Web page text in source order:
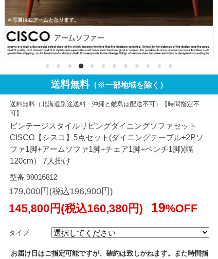
送料無料（※一部地域を除く）
送料無料（北海道別途送料・沖縄と離島は配送不可）【時間指定不
可】
ビンテージスタイルリビングダイニングソファセット
CISCO【シスコ】5点セット(ダイニングテーブル+2Pソ
ファ1脚+アームソファ1脚+チェア1脚+ベンチ1脚)(幅
120cm） 7人掛け
型番 98016812
179,000円(税込196,900円)
145,800円(税込160,380円) 19%OFF
タイプ
お届け日はご指定可能ですが、確約は致しかねます。また時間指